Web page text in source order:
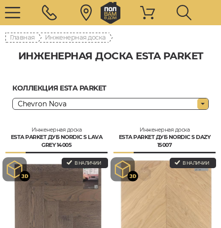
Главная Инженерная доска
ИНЖЕНЕРНАЯ ДОСКА ESTA PARKET
КОЛЛЕКЦИЯ ESTA PARKET
Инженерная доска
ESTA PARKET ДУБ NORDIC S LAVA
GREY 14005
В НАЛИЧИИ
Инженерная доска
ESTA PARKET ДУБ NORDIC S DAZY
15007
В НАЛИЧИИ